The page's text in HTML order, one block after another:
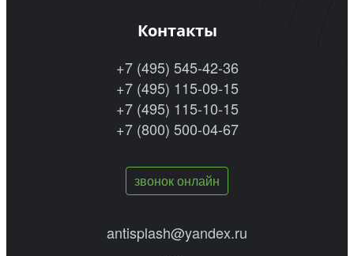
Контакты
+7 (495) 545-42-36
+7 (495) 115-09-15
+7 (495) 115-10-15
+7 (800) 500-04-67
звонок онлайн
antisplash@yandex.ru